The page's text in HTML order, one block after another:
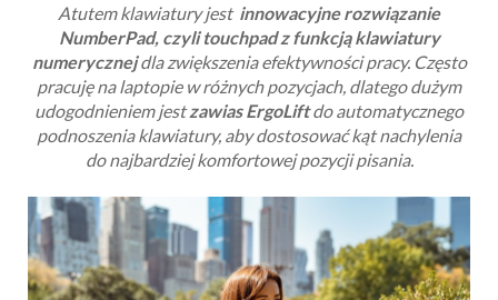
Atutem klawiaturyjest innowacyjne rozwiązanie
NumberPad, czyli touchpad z funkcją klawiatury
numerycznejdla zwiększenia efektywności pracy. Często
pracuję na laptopie w różnych pozycjach, dlatego dużym
udogodnieniem jestzawias ErgoLiftdo automatycznego
podnoszenia klawiatury, aby dostosować kąt nachylenia
do najbardziej komfortowej pozycji pisania.